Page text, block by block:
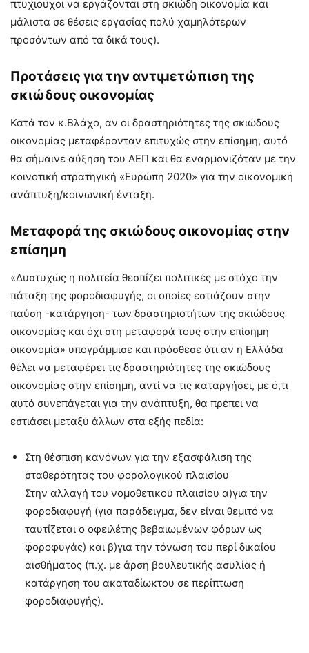
πτυχιούχοι να εργάζονται στη σκιώδη οικονομία και
μάλιστα σε θέσεις εργασίας πολύ χαμηλότερων
προσόντων από τα δικά τους).
Προτάσεις για την αντιμετώπιση της
σκιώδους οικονομίας
Κατά τον κ.Βλάχο, αν οι δραστηριότητες της σκιώδους
οικονομίας μεταφέρονταν επιτυχώς στην επίσημη, αυτό
θα σήμαινε αύξηση του ΑΕΠ και θα εναρμονιζόταν με την
κοινοτική στρατηγική «Ευρώπη 2020» για την οικονομική
ανάπτυξη/κοινωνική ένταξη.
Μεταφορά της σκιώδους οικονομίας στην
επίσημη
«Δυστυχώς η πολιτεία θεσπίζει πολιτικές με στόχο την
πάταξη της φοροδιαφυγής, οι οποίες εστιάζουν στην
παύση -κατάργηση- των δραστηριοτήτων της σκιώδους
οικονομίας και όχι στη μεταφορά τους στην επίσημη
οικονομία» υπογράμμισε και πρόσθεσε ότι αν η Ελλάδα
θέλει να μεταφέρει τις δραστηριότητες της σκιώδους
οικονομίας στην επίσημη, αντί να τις καταργήσει, με ό,τι
αυτό συνεπάγεται για την ανάπτυξη, θα πρέπει να
εστιάσει μεταξύ άλλων στα εξής πεδία:
Στη θέσπιση κανόνων για την εξασφάλιση της
σταθερότητας του φορολογικού πλαισίου
Στην αλλαγή του νομοθετικού πλαισίου α)για την
φοροδιαφυγή (για παράδειγμα, δεν είναι θεμιτό να
ταυτίζεται ο οφειλέτης βεβαιωμένων φόρων ως
φοροφυγάς) και β)για την τόνωση του περί δικαίου
αισθήματος (π.χ. με άρση βουλευτικής ασυλίας ή
κατάργηση του ακαταδίωκτου σε περίπτωση
φοροδιαφυγής).